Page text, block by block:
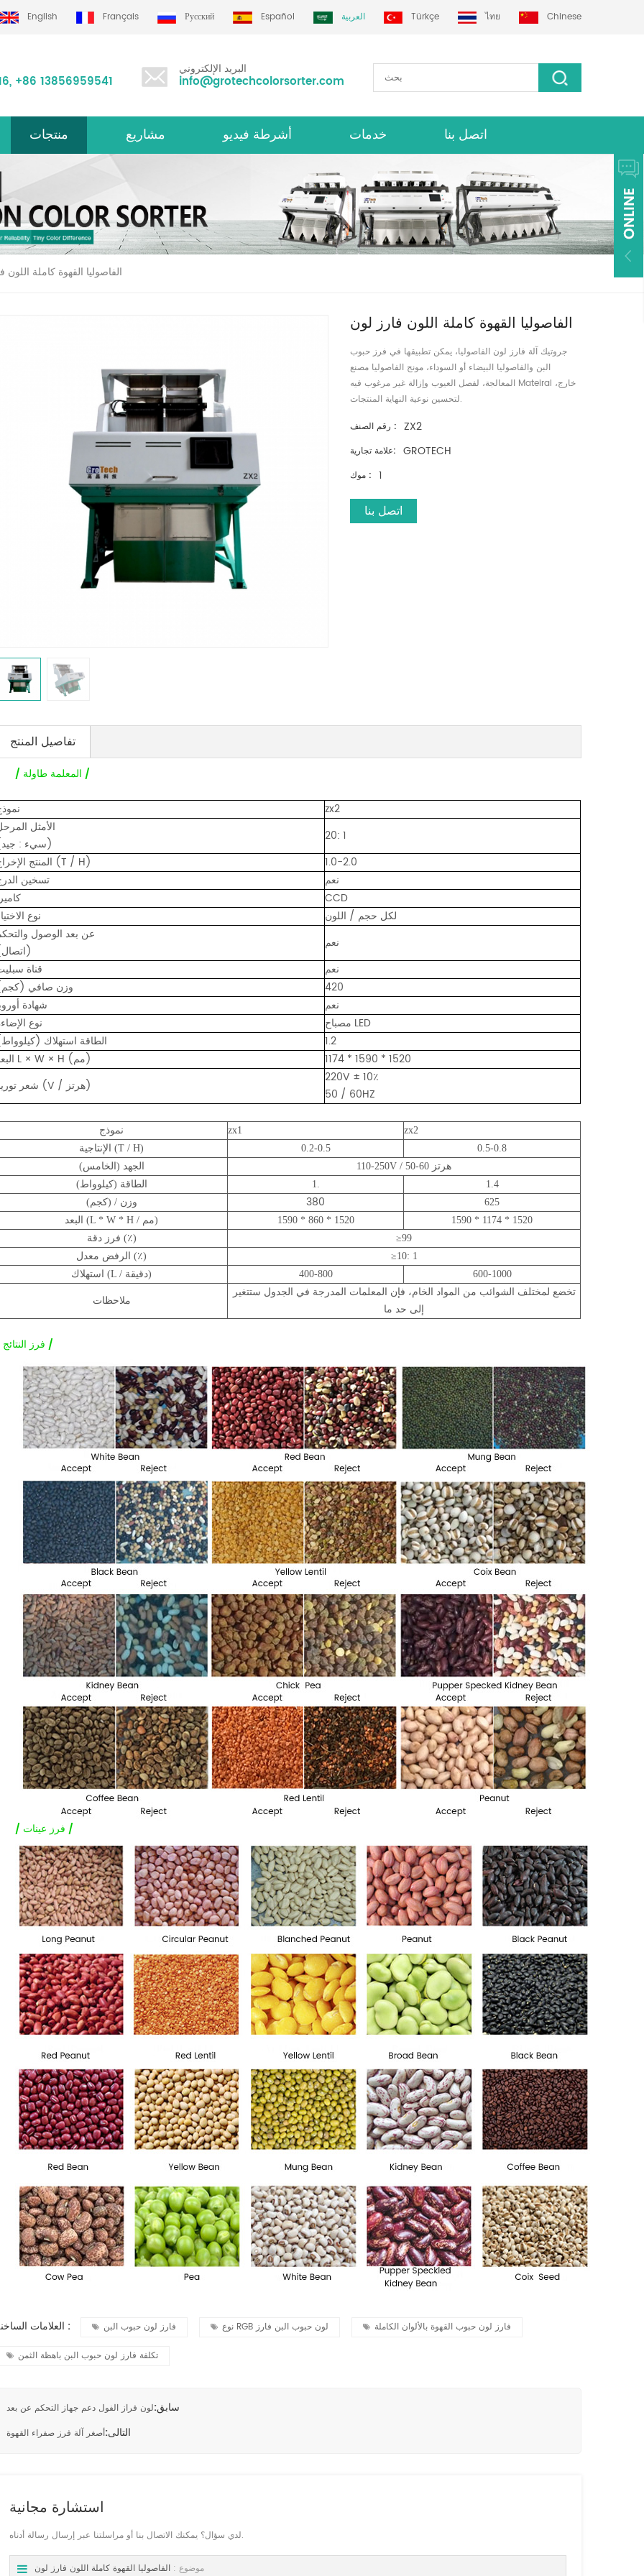
English Français Русский Español العربية Türkçe ไทย Chinese
, +86 13856959541
البريد الإلكتروني
info@grotechcolorsorter.com
منتجات مشاريع أشرطة فيديو خدمات اتصل بنا
الفاصوليا القهوة كاملة اللون
الفاصوليا القهوة كاملة اللون فارز لون
جروتيك آلة فارز لون الفاصوليا، يمكن تطبيقها في فرز حبوب
البن والفاصوليا البيضاء أو السوداء، مونج الفاصوليا مصنع
المعالجة، لفصل العيوب وإزالة غير مرغوب فيه Mateiral خارج،
لتحسين نوعية النهاية المنتجات.
رقم الصنف : ZX2
علامة تجارية: GROTECH
موك : 1
اتصل بنا
تفاصيل المنتج
/ المعلمة طاولة /
zx2
الأمثل
(سيء : جيد)
20: 1
المنتج الإخراج (T / H)
1.0-2.0
تسخين
نعم
CCD
نوع
لكل حجم / اللون
عن بعد الوصول
(اتصال)
نعم
قناة
نعم
وزن صافي
420
شهادة
نعم
نوع
مصباح LED
الطاقة استهلاك
1.2
البعد L × W × H (مم)
1174 * 1590 * 1520
شعر توريد (V / هرتز)
220V ± 10٪
50 / 60HZ
نموذج zx1
zx2
الإنتاجية (T / H)
0.2-0.5
0.5-0.8
الجهد (الخامس)
110-250V / 50-60 هرتز
الطاقة (كيلوواط)
1.
1.4
وزن / (كجم)
380
625
البعد (L * W * H / مم)
1590 * 860 * 1520
1590 * 1174 * 1520
فرز دقة (٪)
≥99
الرفض معدل (٪)
≥10: 1
استهلاك (L / دقيقة)
400-800 600-1000
ملاحظات
تخضع لمختلف الشوائب من المواد الخام، فإن المعلمات المدرجة في الجدول ستتغير
إلى حد ما
/ فرز النتائج /
/ فرز عينات /
العلامات الساخنة : فارز لون حبوب البن نوع RGB لون حبوب البن فارز فارز لون حبوب القهوة بالألوان الكاملة
تكلفة فارز لون حبوب البن باهظة الثمن
سابق:لون فراز الفول دعم جهاز التحكم عن بعد
التالى:أصغر آلة فرز صفراء القهوة
استشارة مجانية
لدي سؤال؟ يمكنك الاتصال بنا أو مراسلتنا عبر إرسال رسالة أدناه.
موضوع : الفاصوليا القهوة كاملة اللون فارز لون